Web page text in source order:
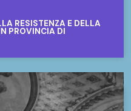
RESISTENZA E DELLA
PROVINCIA DI